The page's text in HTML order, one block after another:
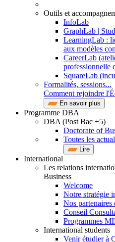
Outils et
InfoLab
GraphLab |
LearningLab :
aux modèles
CareerLab
professionnelle
SquareLab
Formalités, sessions...
Comment rejoindre
En savoir plus
Programme DBA
DBA (Post Bac +5)
Doctorate of
Toutes les
Lire
International
Les relations
Business
Welcome
Notre stratégie
Nos partenaires
Conseil
Programmes
International students
Venir étudier à